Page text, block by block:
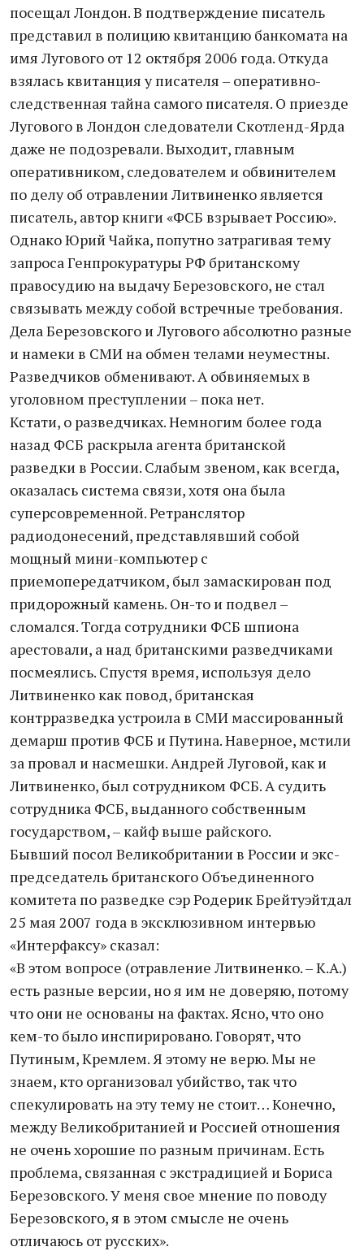
посещал Лондон. В подтверждение писатель
представил в полицию квитанцию банкомата на
имя Лугового от 12 октября 2006 года. Откуда
взялась квитанция у писателя – оперативно-
следственная тайна самого писателя. О приезде
Лугового в Лондон следователи Скотленд-Ярда
даже не подозревали. Выходит, главным
оперативником, следователем и обвинителем
по делу об отравлении Литвиненко является
писатель, автор книги «ФСБ взрывает Россию».
Однако Юрий Чайка, попутно затрагивая тему
запроса Генпрокуратуры РФ британскому
правосудию на выдачу Березовского, не стал
связывать между собой встречные требования.
Дела Березовского и Лугового абсолютно разные
и намеки в СМИ на обмен телами неуместны.
Разведчиков обменивают. А обвиняемых в
уголовном преступлении – пока нет.
Кстати, о разведчиках. Немногим более года
назад ФСБ раскрыла агента британской
разведки в России. Слабым звеном, как всегда,
оказалась система связи, хотя она была
суперсовременной. Ретранслятор
радиодонесений, представлявший собой
мощный мини-компьютер с
приемопередатчиком, был замаскирован под
придорожный камень. Он-то и подвел –
сломался. Тогда сотрудники ФСБ шпиона
арестовали, а над британскими разведчиками
посмеялись. Спустя время, используя дело
Литвиненко как повод, британская
контрразведка устроила в СМИ массированный
демарш против ФСБ и Путина. Наверное, мстили
за провал и насмешки. Андрей Луговой, как и
Литвиненко, был сотрудником ФСБ. А судить
сотрудника ФСБ, выданного собственным
государством, – кайф выше райского.
Бывший посол Великобритании в России и экс-
председатель британского Объединенного
комитета по разведке сэр Родерик Брейтуэйтдал
25 мая 2007 года в эксклюзивном интервью
«Интерфаксу» сказал:
«В этом вопросе (отравление Литвиненко. – К.А.)
есть разные версии, но я им не доверяю, потому
что они не основаны на фактах. Ясно, что оно
кем-то было инспирировано. Говорят, что
Путиным, Кремлем. Я этому не верю. Мы не
знаем, кто организовал убийство, так что
спекулировать на эту тему не стоит… Конечно,
между Великобританией и Россией отношения
не очень хорошие по разным причинам. Есть
проблема, связанная с экстрадицией и Бориса
Березовского. У меня свое мнение по поводу
Березовского, я в этом смысле не очень
отличаюсь от русских».